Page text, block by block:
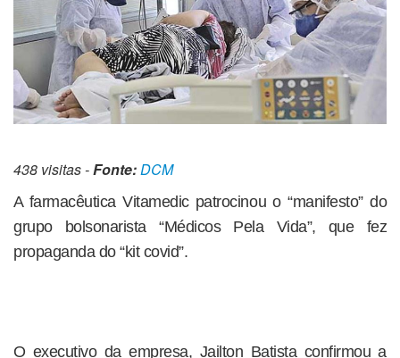
438 visitas -Fonte:DCM
A farmacêutica Vitamedic patrocinou o “manifesto” do
grupo bolsonarista “Médicos Pela Vida”, que fez
propaganda do “kit covid”.
O executivo da empresa, Jailton Batista confirmou a